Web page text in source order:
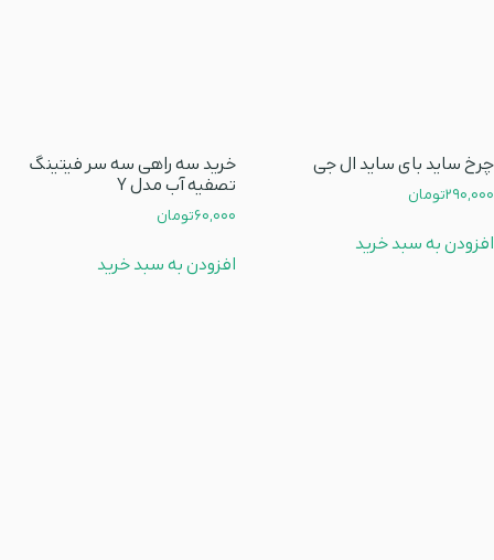
چرخ ساید بای ساید ال جی
290,000تومان
افزودن به سبد خرید
خرید سه راهی سه سر فیتینگ
تصفیه آب مدل Y
60,000تومان
افزودن به سبد خرید